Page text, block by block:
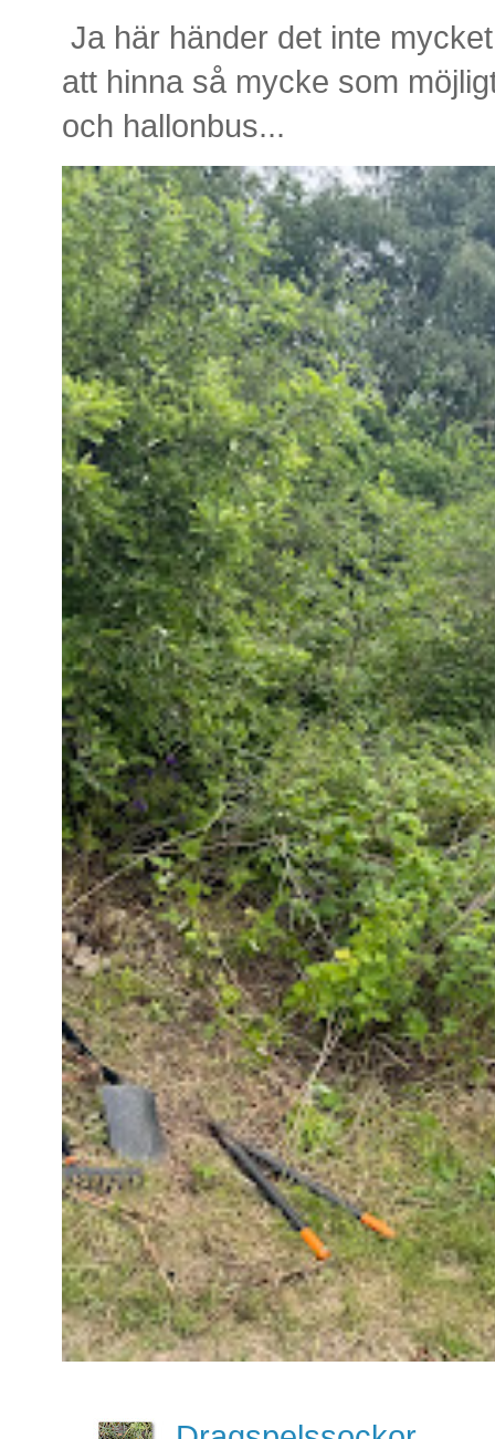
Ja här händer det inte
att hinna så mycke som
och hallonbus...